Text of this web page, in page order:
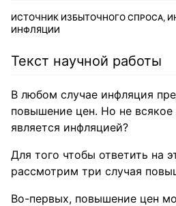
ИСТОЧНИК ИЗБЫТОЧНОГО СПРОСА,
ИНФЛЯЦИИ
Текст научной работы
В любом случае инфляция
повышение цен. Но не
является инфляцией?
Для того чтобы ответить на
рассмотрим три случая
Во-первых, повышение цен